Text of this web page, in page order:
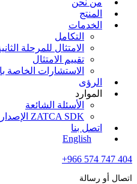
من نحن
المنتج
الخدمات
التكامل
الامتثال للمرحلة
تقييم الامتثال
الاستشارات الخاصة
الرؤى
الموارد
الأسئلة الشائعة
ZATCA SDK الإصدارات والتحديثات
اتصل بنا
English
+966 574 747 404
اتصال أو رسالة